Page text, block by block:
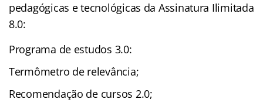
pedagógicas e tecnológicas da Assinatura Ilimitada
8.0:
Programa de estudos 3.0:
Termômetro de relevância;
Recomendação de cursos 2.0;